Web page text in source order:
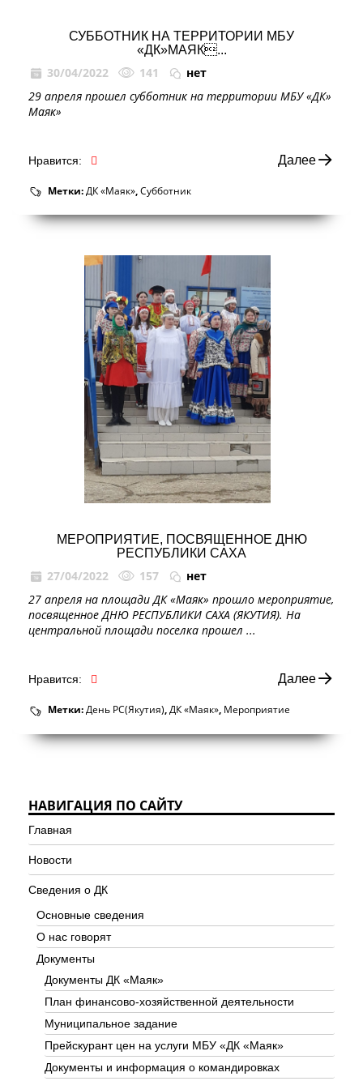
СУББОТНИК НА ТЕРРИТОРИИ МБУ
«ДК»МАЯК...
30/04/2022 141
нет
29 апреля прошел субботник на территории МБУ «ДК»
Маяк»
Нравится: Далее
Метки: ДК «Маяк»,Субботник
МЕРОПРИЯТИЕ, ПОСВЯЩЕННОЕ ДНЮ
РЕСПУБЛИКИ САХА
27/04/2022 157
нет
27 апреля на площади ДК «Маяк» прошло мероприятие,
посвященное ДНЮ РЕСПУБЛИКИ САХА (ЯКУТИЯ). На
центральной площади поселка прошел ...
Нравится: Далее
Метки:День РС(Якутия),ДК «Маяк», Мероприятие
НАВИГАЦИЯ ПО САЙТУ
Главная
Новости
Сведения о ДК
Основные сведения
О нас говорят
Документы
Документы ДК «Маяк»
План финансово-хозяйственной деятельности
Муниципальное задание
Прейскурант цен на услуги МБУ «ДК «Маяк»
Документы и информация о командировках